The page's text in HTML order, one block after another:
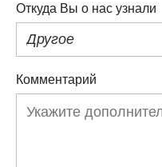
Откуда Вы о нас узнали
Другое
Комментарий